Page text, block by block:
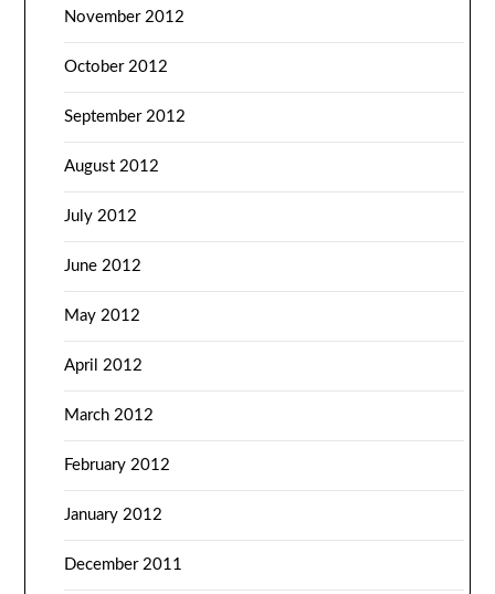
November 2012
October 2012
September 2012
August 2012
July 2012
June 2012
May 2012
April 2012
March 2012
February 2012
January 2012
December 2011